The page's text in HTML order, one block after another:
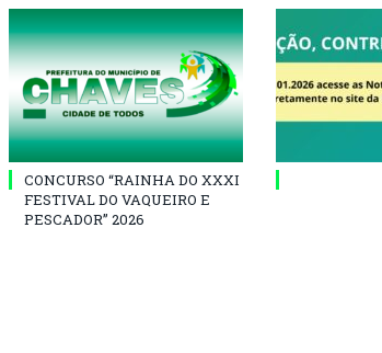
CONCURSO “RAINHA DO XXXI
FESTIVAL DO VAQUEIRO E
PESCADOR” 2026